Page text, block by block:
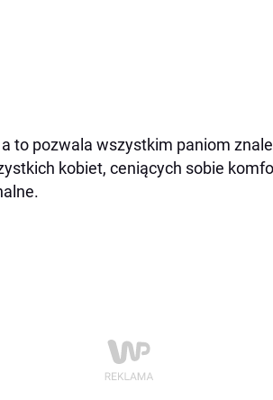
to pozwala wszystkim paniom
kobiet, ceniących sobie